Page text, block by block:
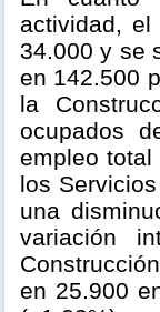
actividad,
34.000 y se
en 142.500
la
ocupados
empleo
los
una
variación
en 25.900